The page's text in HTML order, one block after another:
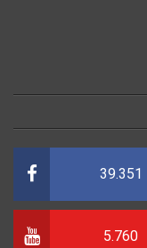
39.351
5.760